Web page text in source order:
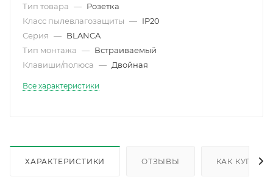
Тип товара — Розетка
Класс пылевлагозащиты — IP20
Серия — BLANCA
Тип монтажа — Встраиваемый
Клавиши/полюса — Двойная
Все характеристики
ХАРАКТЕРИСТИКИ ОТЗЫВЫ КАК КУПИТЬ